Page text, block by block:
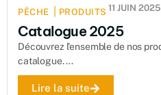
PÊCHE PRODUITS 11 JUIN 2025
Catalogue 2025
Découvrez l'ensemble de nos
catalogue. ...
Lire la suite